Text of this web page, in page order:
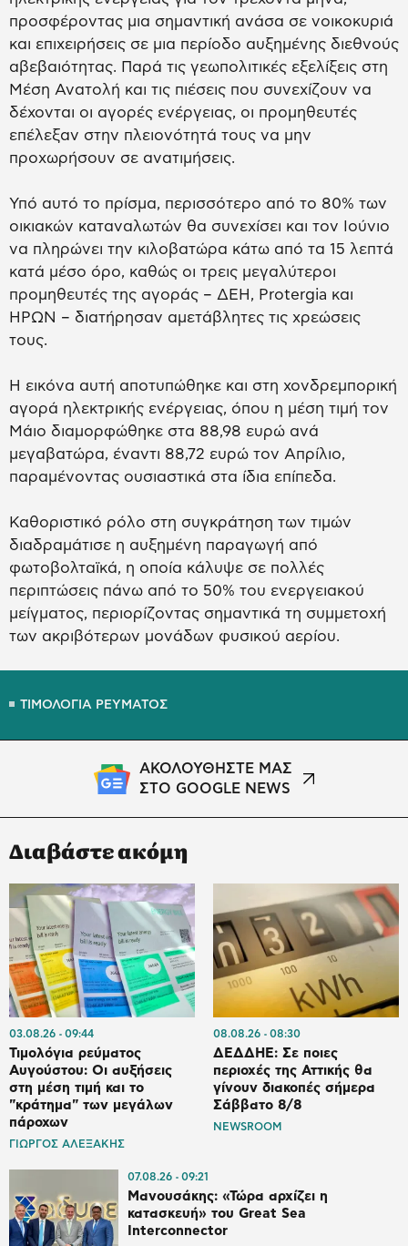
προσφέροντας μια σημαντική ανάσα σε νοικοκυριά
και επιχειρήσεις σε μια περίοδο αυξημένης διεθνούς
αβεβαιότητας. Παρά τις γεωπολιτικές εξελίξεις στη
Μέση Ανατολή και τις πιέσεις που συνεχίζουν να
δέχονται οι αγορές ενέργειας, οι προμηθευτές
επέλεξαν στην πλειονότητά τους να μην
προχωρήσουν σε ανατιμήσεις.
Υπό αυτό το πρίσμα, περισσότερο από το 80% των
οικιακών καταναλωτών θα συνεχίσει και τον Ιούνιο
να πληρώνει την κιλοβατώρα κάτω από τα 15 λεπτά
κατά μέσο όρο, καθώς οι τρεις μεγαλύτεροι
προμηθευτές της αγοράς – ΔΕΗ, Protergia και
ΗΡΩΝ – διατήρησαν αμετάβλητες τις χρεώσεις
τους.
Η εικόνα αυτή αποτυπώθηκε και στη χονδρεμπορική
αγορά ηλεκτρικής ενέργειας, όπου η μέση τιμή τον
Μάιο διαμορφώθηκε στα 88,98 ευρώ ανά
μεγαβατώρα, έναντι 88,72 ευρώ τον Απρίλιο,
παραμένοντας ουσιαστικά στα ίδια επίπεδα.
Καθοριστικό ρόλο στη συγκράτηση των τιμών
διαδραμάτισε η αυξημένη παραγωγή από
φωτοβολταϊκά, η οποία κάλυψε σε πολλές
περιπτώσεις πάνω από το 50% του ενεργειακού
μείγματος, περιορίζοντας σημαντικά τη συμμετοχή
των ακριβότερων μονάδων φυσικού αερίου.
ΤΙΜΟΛΟΓΙΑ ΡΕΥΜΑΤΟΣ
ΑΚΟΛΟΥΘΗΣΤΕ ΜΑΣ
ΣΤΟ GOOGLE NEWS
Διαβάστε ακόμη
03.08.26 09:44
Τιμολόγια ρεύματος
Αυγούστου: Οι αυξήσεις
στη μέση τιμή και το
"κράτημα" των μεγάλων
πάροχων
ΓΙΩΡΓΟΣ ΑΛΕΞΑΚΗΣ
08.08.26 08:30
ΔΕΔΔΗΕ: Σε ποιες
περιοχές της Αττικής θα
γίνουν διακοπές σήμερα
Σάββατο 8/8
NEWSROOM
07.08.26 09:21
Μανουσάκης: «Τώρα αρχίζει η
κατασκευή» του Great Sea
Interconnector